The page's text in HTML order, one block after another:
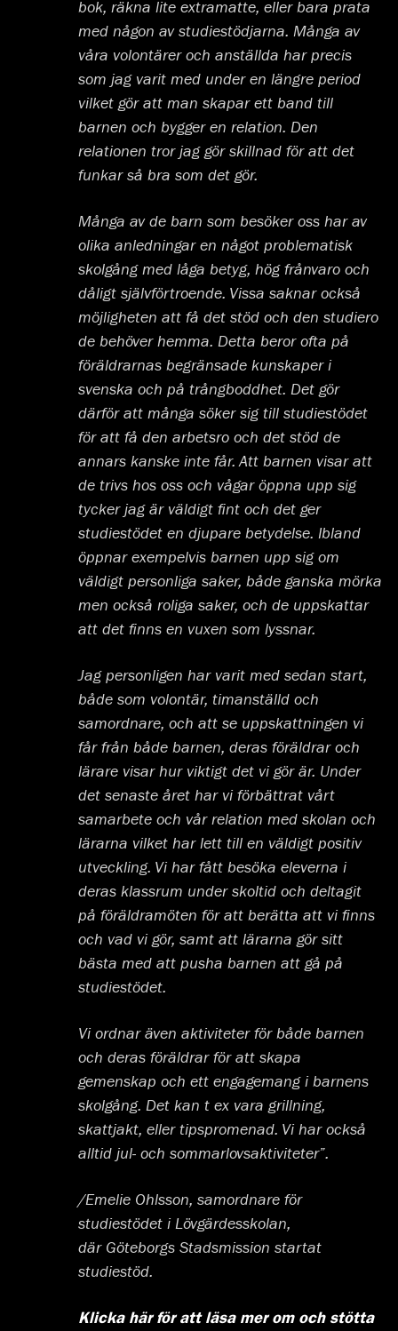
bok, räkna lite extramatte, eller bara prata
med någon av studiestödjarna. Många av
våra volontärer och anställda har precis
som jag varit med under en längre period
vilket gör att man skapar ett band till
barnen och bygger en relation. Den
relationen tror jag gör skillnad för att det
funkar så bra som det gör.
Många av de barn som besöker oss har av
olika anledningar en något problematisk
skolgång med låga betyg, hög frånvaro och
dåligt självförtroende. Vissa saknar också
möjligheten att få det stöd och den studiero
de behöver hemma. Detta beror ofta på
föräldrarnas begränsade kunskaper i
svenska och på trångboddhet. Det gör
därför att många söker sig till studiestödet
för att få den arbetsro och det stöd de
annars kanske inte får. Att barnen visar att
de trivs hos oss och vågar öppna upp sig
tycker jag är väldigt fint och det ger
studiestödet en djupare betydelse. Ibland
öppnar exempelvis barnen upp sig om
väldigt personliga saker, både ganska mörka
men också roliga saker, och de uppskattar
att det finns en vuxen som lyssnar.
Jag personligen har varit med sedan start,
både som volontär, timanställd och
samordnare, och att se uppskattningen vi
får från både barnen, deras föräldrar och
lärare visar hur viktigt det vi gör är. Under
det senaste året har vi förbättrat vårt
samarbete och vår relation med skolan och
lärarna vilket har lett till en väldigt positiv
utveckling. Vi har fått besöka eleverna i
deras klassrum under skoltid och deltagit
på föräldramöten för att berätta att vi finns
och vad vi gör, samt att lärarna gör sitt
bästa med att pusha barnen att gå på
studiestödet.
Vi ordnar även aktiviteter för både barnen
och deras föräldrar för att skapa
gemenskap och ett engagemang i barnens
skolgång. Det kan t ex vara grillning,
skattjakt, eller tipspromenad. Vi har också
alltid jul- och sommarlovsaktiviteter”.
/Emelie Ohlsson, samordnare för
studiestödet i Lövgärdesskolan,
där Göteborgs Stadsmission startat
studiestöd.
Klicka här för att läsa mer om och stötta